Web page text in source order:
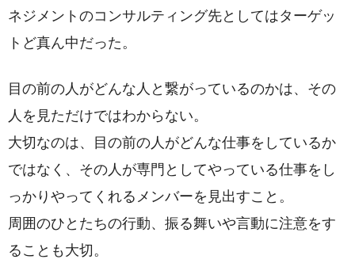
ネジメントのコンサルティング先としてはターゲッ
トど真ん中だった。
目の前の人がどんな人と繋がっているのかは、その
人を見ただけではわからない。
大切なのは、目の前の人がどんな仕事をしているか
ではなく、その人が専門としてやっている仕事をし
っかりやってくれるメンバーを見出すこと。
周囲のひとたちの行動、振る舞いや言動に注意をす
ることも大切。